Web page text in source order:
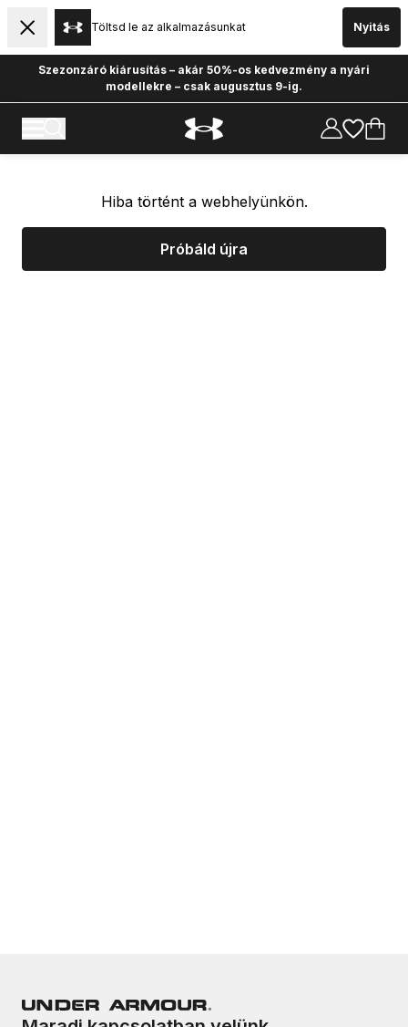
Töltsd le az alkalmazásunkat Nyitás
Szezonzáró kiárusítás – akár 50%-os kedvezmény a nyári
modellekre – csak augusztus 9-ig.
Hiba történt a webhelyünkön.
Próbáld újra